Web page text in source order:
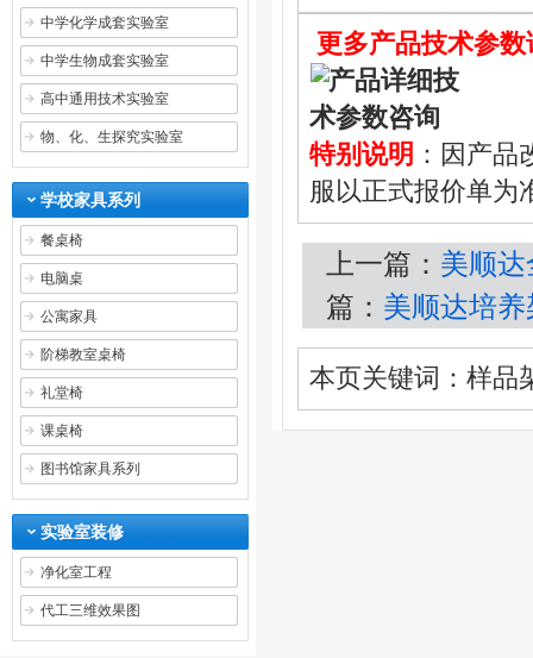
中学化学成套实验室
中学生物成套实验室
高中通用技术实验室
物、化、生探究实验室
学校家具系列
餐桌椅
电脑桌
公寓家具
阶梯教室桌椅
礼堂椅
课桌椅
图书馆家具系列
实验室装修
净化室工程
代工三维效果图
更多产品技术参
特别说明 ：因产
服以正式报价单
上一篇： 美顺达
篇： 美顺达培养
本页关键词：样品